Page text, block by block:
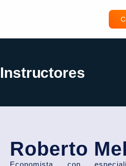
Instructores
Roberto
Economista con